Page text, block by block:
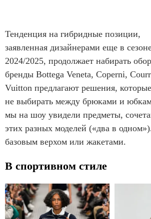
Тенденция на гибридные позиции,
заявленная дизайнерами еще в
2024/2025, продолжает набирать
бренды Bottega Veneta, Coperni,
Vuitton предлагают решения,
не выбирать между брюками и
мы на шоу увидели предметы,
этих разных моделей («два в
базовым верхом или жакетами.
В спортивном стиле